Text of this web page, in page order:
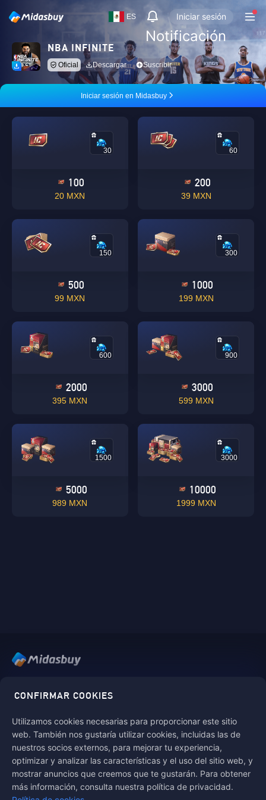
ES
Notificación
Iniciar sesión
CONFIRMAR COOKIES
Utilizamos cookies necesarias para proporcionar este sitio
web. También nos gustaría utilizar cookies, incluidas las de
nuestros socios externos, para mejorar tu experiencia,
optimizar y analizar las características y el uso del sitio web, y
mostrar anuncios que creemos que te gustarán. Para obtener
más información, consulta nuestra política de privacidad.
NBA INFINITE
Oficial Descargar Suscribir
Iniciar sesión en Midasbuy
30
100
20 MXN
60
200
39 MXN
150
500
99 MXN
300
1000
199 MXN
600
2000
395 MXN
900
3000
599 MXN
1500
5000
989 MXN
3000
10000
1999 MXN
forma segura, rápida y divertida en Midasbuy.
Midasbuy admite métodos de pago